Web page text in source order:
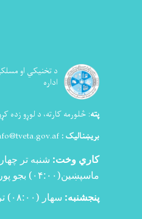
د تخنيکي او
اداره
پته: څلورمه کارته، د لوړو زده
بریښنالیک :
کاري وخت: شنبه تر
ماسپښین(۰۴:۰۰)
بجو
پنجشنبه: سهار (۰۸:۰۰) تر ماسپښین (۰۱:۰۰) بجه